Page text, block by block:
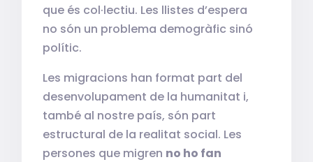
que és col·lectiu. Les llistes d’espera
no són un problema demogràfic sinó
polític.
Les migracions han format part del
desenvolupament de la humanitat i,
també al nostre país, són part
estructural de la realitat social. Les
persones que migren no ho fan